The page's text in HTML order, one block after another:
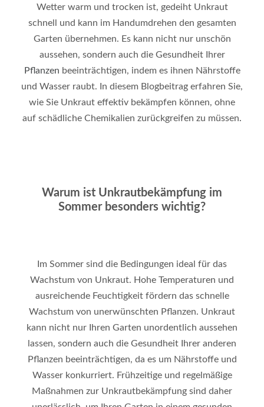
Wetter warm und trocken ist, gedeiht Unkraut
schnell und kann im Handumdrehen den gesamten
Garten übernehmen. Es kann nicht nur unschön
aussehen, sondern auch die Gesundheit Ihrer
Pflanzen beeinträchtigen, indem es ihnen Nährstoffe
und Wasser raubt. In diesem Blogbeitrag erfahren Sie,
wie Sie Unkraut effektiv bekämpfen können, ohne
auf schädliche Chemikalien zurückgreifen zu müssen.
Warum ist Unkrautbekämpfung im
Sommer besonders wichtig?
Im Sommer sind die Bedingungen ideal für das
Wachstum von Unkraut. Hohe Temperaturen und
ausreichende Feuchtigkeit fördern das schnelle
Wachstum von unerwünschten Pflanzen. Unkraut
kann nicht nur Ihren Garten unordentlich aussehen
lassen, sondern auch die Gesundheit Ihrer anderen
Pflanzen beeinträchtigen, da es um Nährstoffe und
Wasser konkurriert. Frühzeitige und regelmäßige
Maßnahmen zur Unkrautbekämpfung sind daher